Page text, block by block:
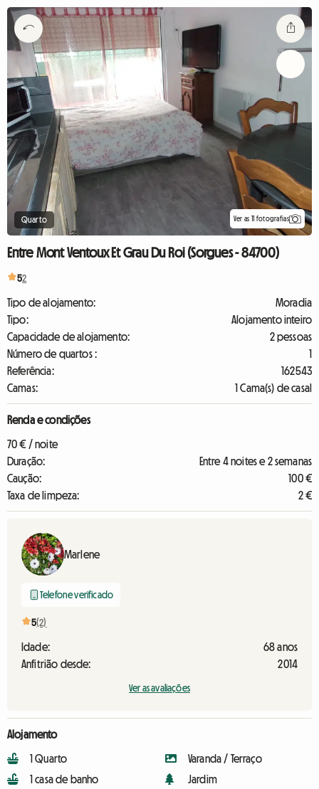
Quarto Ver as 11 fotografias
Entre Mont Ventoux Et Grau Du Roi (Sorgues - 84700)
52
Tipo de alojamento:
Moradia
Tipo:
Alojamento inteiro
Capacidade de alojamento:
2 pessoas
Número de quartos :
1
Referência:
162543
Camas:
1 Cama(s) de casal
Renda e condições
70 € / noite
Duração:
Entre 4 noites e 2 semanas
Caução:
100 €
Taxa de limpeza:
2 €
Marlene
Telefone verificado
5(2)
Idade:
68 anos
Anfitrião desde:
2014
Ver as avaliações
Alojamento
1 Quarto
1 casa de banho
Varanda / Terraço
Jardim